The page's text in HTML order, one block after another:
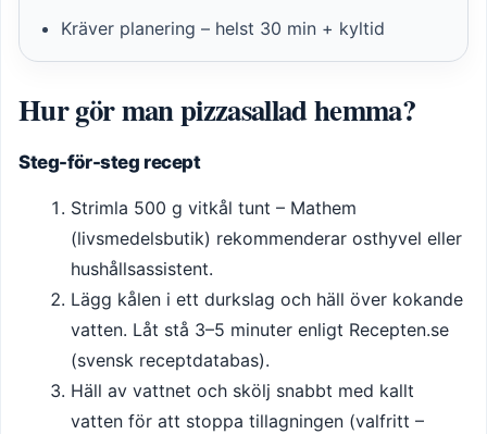
Kräver planering – helst 30 min + kyltid
Hur gör man pizzasallad hemma?
Steg-för-steg recept
Strimla 500 g vitkål tunt – Mathem
(livsmedelsbutik) rekommenderar osthyvel eller
hushållsassistent.
Lägg kålen i ett durkslag och häll över kokande
vatten. Låt stå 3–5 minuter enligt Recepten.se
(svensk receptdatabas).
Häll av vattnet och skölj snabbt med kallt
vatten för att stoppa tillagningen (valfritt –